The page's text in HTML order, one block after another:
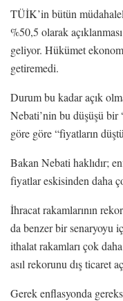
TÜİK’in bütün
%50,5 olarak
geliyor. Hükümet
getiremedi.
Durum bu kadar açık
Nebati’nin bu düşüşü bir
göre göre “fiyatların
Bakan Nebati haklıdır;
fiyatlar eskisinden daha
İhracat rakamlarının
da benzer bir senaryoyu
ithalat rakamları çok
asıl rekorunu dış ticaret
Gerek enflasyonda